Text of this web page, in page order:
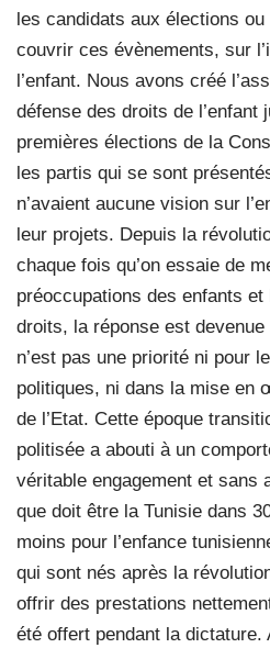
les candidats aux élections
couvrir ces évènements, sur
l’enfant. Nous avons créé
défense des droits de l’enfant
premières élections de la
les partis qui se sont
n’avaient aucune vision sur
leur projets. Depuis la
chaque fois qu’on essaie de
préoccupations des enfants
droits, la réponse est
n’est pas une priorité ni pour
politiques, ni dans la mise en
de l’Etat. Cette époque
politisée a abouti à un
véritable engagement et sans
que doit être la Tunisie dans
moins pour l’enfance
qui sont nés après la
offrir des prestations
été offert pendant la dictature.